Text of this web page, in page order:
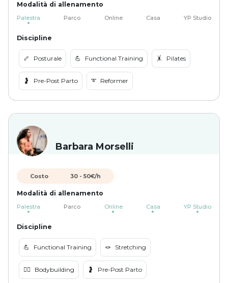
Modalità di allenamento
Palestra Parco Online Casa YP Studio
Discipline
🦴 Posturale 💪 Functional Training 🤸 Pilates
🤰 Pre-Post Parto ➰ Reformer
Barbara Morselli
Costo 30- 50€/h
Modalità di allenamento
Palestra Parco Online Casa YP Studio
Discipline
💪 Functional Training 🪢 Stretching
🏋️‍♀️ Bodybuilding 🤰 Pre-Post Parto